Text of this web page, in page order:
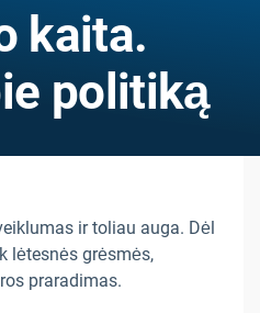
kaita.
politiką
ir toliau auga. Dėl
lėtesnės grėsmės,
praradimas.